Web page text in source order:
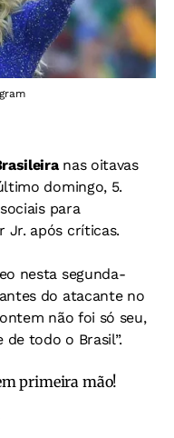
nas oitavas
domingo, 5.
para
Jr. após críticas.
nesta segunda-
do atacante no
não foi só seu,
de todo o Brasil”.
primeira mão!